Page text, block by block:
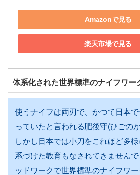
Amazonで見る
楽天市場で見る
体系化された世界標準のナイフワー
使うナイフは両刃で、かつて日本
っていたと言われる肥後守(ひごの
しかし日本では小刀をこれほど多
系づけた教育もなされてきません
ッドワークで世界標準のナイフワ